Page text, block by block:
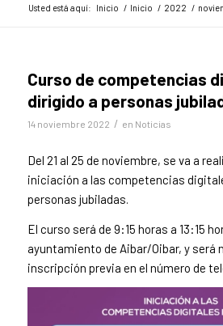
Usted está aquí: Inicio / Inicio / 2022 /
Curso de competencias
dirigido a personas
14 noviembre 2022 / en Noticias
Del 21 al 25 de noviembre, se va a
iniciación a las competencias
personas jubiladas.
El curso será de 9:15 horas a 13:15
ayuntamiento de Aibar/Oibar, y será
inscripción previa en el número de